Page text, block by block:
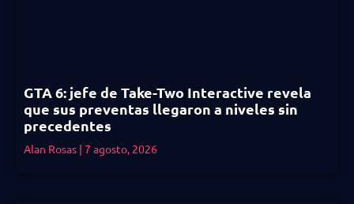
GTA 6: jefe de Take-Two Interactive revela
que sus preventas llegaron a niveles sin
precedentes
Alan Rosas 7 agosto, 2026